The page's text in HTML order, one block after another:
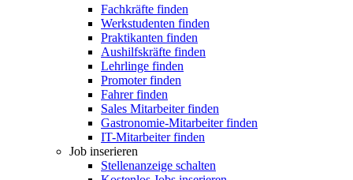
Fachkräfte finden
Werkstudenten finden
Praktikanten finden
Aushilfskräfte finden
Lehrlinge finden
Promoter finden
Fahrer finden
Sales Mitarbeiter finden
Gastronomie-Mitarbeiter finden
IT-Mitarbeiter finden
Job inserieren
Stellenanzeige schalten